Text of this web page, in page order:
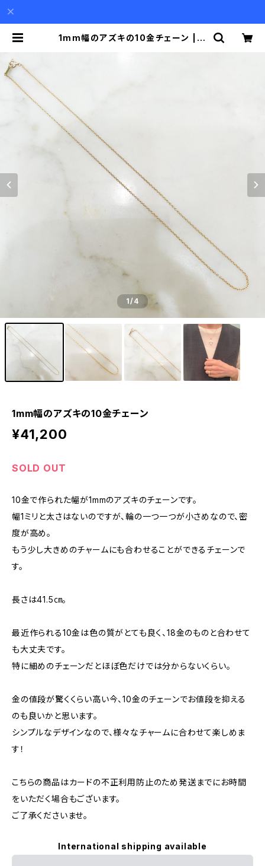
1mm幅のアズキの10金チェーン | A
1/4
1mm幅のアズキの10金チェーン
¥41,200
SOLD OUT
10金で作られた幅が1mmのアズキのチェーンです。
幅1ミリと太さはないのですが、輪の一つ一つが小さめなので、密
度が高め。
もう少し大きめのチャームにも合わせることができるチェーンで
す。
長さは41.5㎝。
最近作られる10金は色の質がとても良く、18金のものと合わせて
も大丈夫です。
特に細めのチェーンだとほぼ色だけでは分からないくらい。
金の値段が驚くくらい高い今、10金のチェーンでお値段を抑える
のも良いかと思います。
シンプルなデザインなので、様々なチャームに合わせて楽しめま
す！
こちらの商品はカードの不正利用防止のため発送までにお時間
をいただく場合もございます。
ご了承くださいませ。
International shipping available